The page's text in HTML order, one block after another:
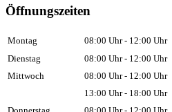
Öffnungszeiten
Montag
08:00 Uhr - 12:00 Uhr
Dienstag
08:00 Uhr - 12:00 Uhr
Mittwoch
08:00 Uhr - 12:00 Uhr
13:00 Uhr - 18:00 Uhr